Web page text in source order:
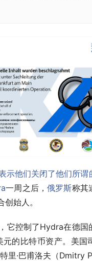
示他们关闭了他们所谓
一周之后，俄罗斯称其
创始人。
它控制了Hydra在德国
的比特币资产。美国
里·巴甫洛夫（Dmitry